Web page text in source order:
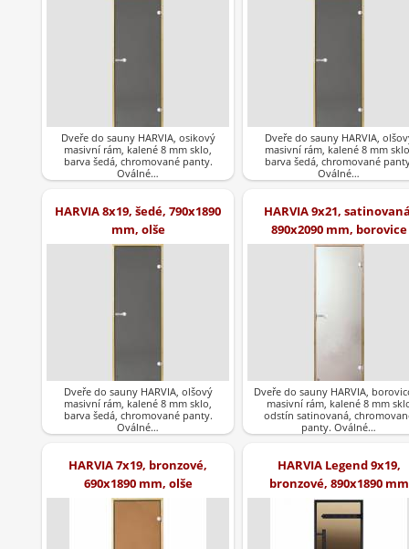
Dveře do sauny HARVIA, osikový
masivní rám, kalené 8 mm sklo,
barva šedá, chromované panty.
Oválné…
Dveře do sauny HARVIA,
masivní rám, kalené 8 mm
barva šedá, chromované
Oválné…
HARVIA 8x19, šedé, 790x1890
mm, olše
Dveře do sauny HARVIA, olšový
masivní rám, kalené 8 mm sklo,
barva šedá, chromované panty.
Oválné…
HARVIA 9x21,
890x2090 mm, borovice
Dveře do sauny HARVIA,
masivní rám, kalené 8 mm
odstín satinovaná,
panty. Oválné…
HARVIA 7x19, bronzové,
690x1890 mm, olše
HARVIA Legend 9x19,
bronzové, 890x1890 mm